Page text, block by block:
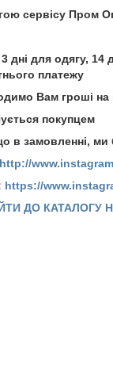
сервісу Пром
дні для одягу, 14
платежу
Вам гроші на
покупцем
в замовленні, ми
http://
https://
ДО КАТАЛОГУ